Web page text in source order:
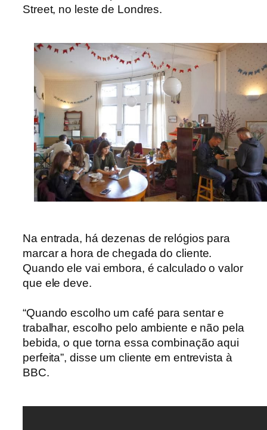
Street, no leste de Londres.
Na entrada, há dezenas de relógios para
marcar a hora de chegada do cliente.
Quando ele vai embora, é calculado o valor
que ele deve.
“Quando escolho um café para sentar e
trabalhar, escolho pelo ambiente e não pela
bebida, o que torna essa combinação aqui
perfeita”, disse um cliente em entrevista à
BBC.